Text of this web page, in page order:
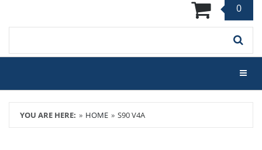
0
YOU ARE HERE: HOME S90 V4A